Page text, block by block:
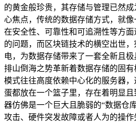
的黄金般珍贵，其存储与管理已然
心焦点，传统的数据存储方式，就像
在安全性、可靠性和可追溯性等方
的问题，而区块链技术的横空出世
电，为数据存储带来了一套全新且
排山倒海之势革新着数据存储的固
模式往往高度依赖中心化的服务器
蛋都放在一个篮子里，存在着明显
器仿佛是一个巨大且脆弱的“数据仓
攻击、硬件突发故障或者人为的操